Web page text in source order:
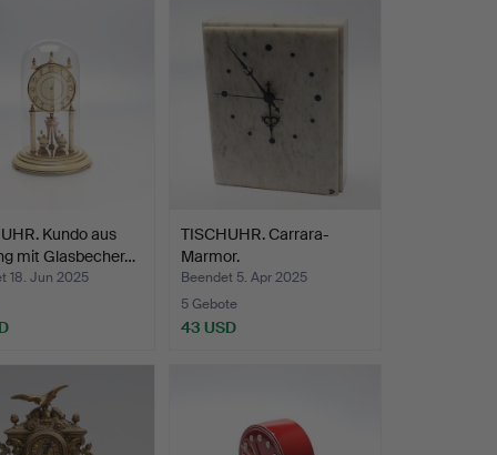
Kundo aus
mit Glasbecher…
18. Jun 2025
TISCHUHR. Carrara-
Marmor.
Beendet 5. Apr 2025
5 Gebote
43 USD